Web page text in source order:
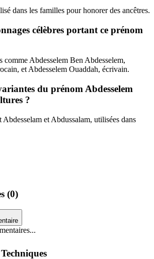
dans les familles pour honorer des ancêtres.
célèbres portant ce prénom
comme Abdesselem Ben Abdesselem,
et Abdesselem Ouaddah, écrivain.
du prénom Abdesselem
?
et Abdussalam, utilisées dans
(0)